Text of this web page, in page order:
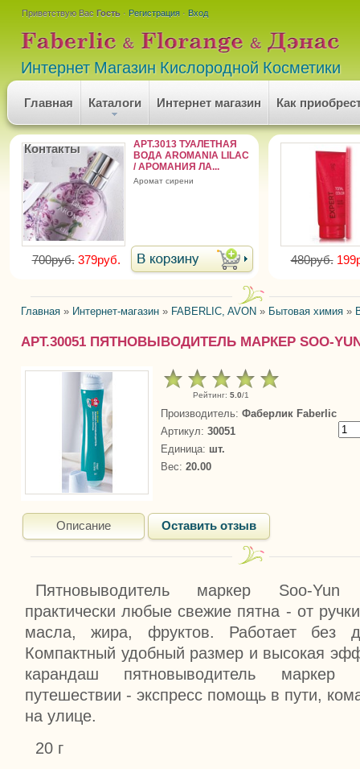
Приветствую Вас Гость · Регистрация · Вход
Интернет Магазин Кислородной Косметики
Главная Каталоги Интернет магазин Как
Контакты
АРТ.3013 ТУАЛЕТНАЯ
ВОДА AROMANIA LILAC
/ АРОМАНИЯ ЛА...
аромат сирени
700руб. 379руб. 480руб.
Главная » Интернет-магазин » FABERLIC, AVON » Бытовая химия »
АРТ.30051 ПЯТНОВЫВОДИТЕЛЬ МАРКЕР SOO-
Рейтинг: 5.0/1
Производитель: Фаберлик Faberlic
Артикул: 30051
Единица: шт.
Вес: 20.00
Описание Оставить отзыв
Пятновыводитель маркер Soo-
практически любые свежие пятна - от
масла, жира, фруктов. Работает без
Компактный удобный размер и высокая
карандаш пятновыводитель
путешествии - экспресс помощь в пути,
на улице.
20 г